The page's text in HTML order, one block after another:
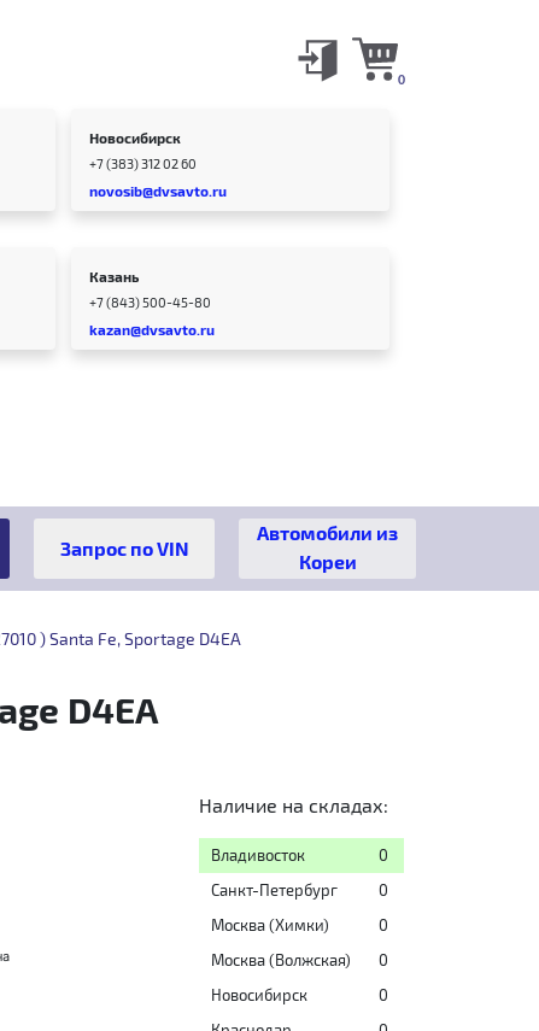
0
Новосибирск
+7 (383) 312 02 60
novosib@dvsavto.ru
Казань
+7 (843) 500-45-80
kazan@dvsavto.ru
Автомобили из
Кореи
) Santa Fe, Sportage D4EA
D4EA
Наличие на складах:
Владивосток
0
Санкт-Петербург
0
Москва (Химки)
0
Москва (Волжская)
0
Новосибирск
0